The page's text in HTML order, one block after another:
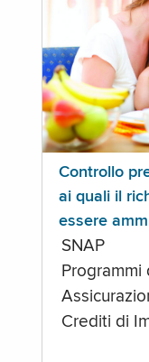
Controllo
ai quali il
essere
SNAP
Programmi
Crediti di